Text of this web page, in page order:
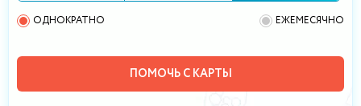
ОДНОКРАТНО ЕЖЕМЕСЯЧНО
ПОМОЧЬ С КАРТЫ